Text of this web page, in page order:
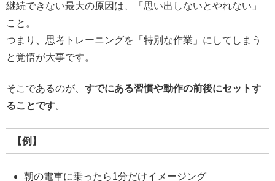
継続できない最大の原因は、「思い出しないとやれない」
こと。
つまり、思考トレーニングを「特別な作業」にしてしまう
と覚悟が大事です。
そこであるのが、 すでにある習慣や動作の前後にセットす
ることです。
【例】
朝の電車に乗ったら1分だけイメージング